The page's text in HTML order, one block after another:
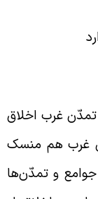
غرب اخلاق
غرب هم منسک
و تمدّن‌ها